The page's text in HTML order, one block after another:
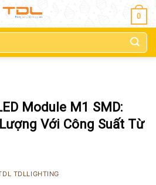
0
Module M1 SMD:
Với Công Suất Từ
TDLLIGHTING